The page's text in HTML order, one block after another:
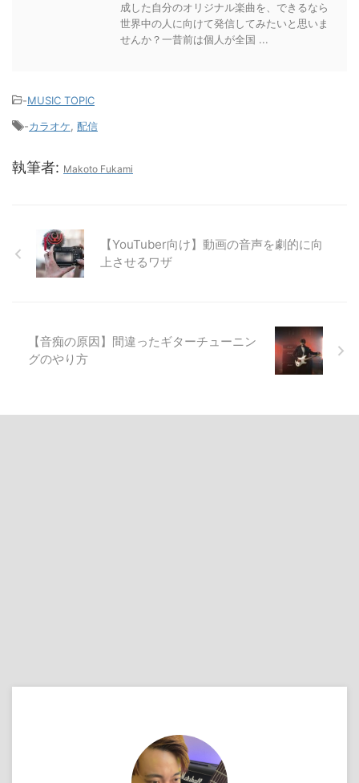
成した自分のオリジナル楽曲を、できるなら
世界中の人に向けて発信してみたいと思いま
せんか？一昔前は個人が全国 ...
-MUSIC TOPIC
-カラオケ, 配信
執筆者: Makoto Fukami
【YouTuber向け】動画の音声を劇的に向
上させるワザ
【音痴の原因】間違ったギターチューニン
グのやり方